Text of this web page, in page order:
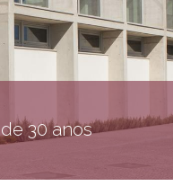
30 anos